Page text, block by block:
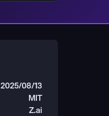
2025/08/13
MIT
Z.ai